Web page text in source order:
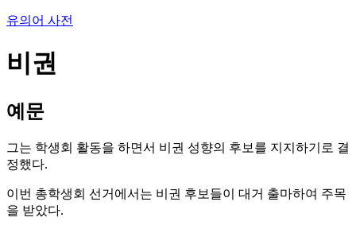
유의어 사전
비권
예문
그는 학생회 활동을 하면서 비권 성향의 후보를 지지하기로 결
정했다.
이번 총학생회 선거에서는 비권 후보들이 대거 출마하여 주목
을 받았다.